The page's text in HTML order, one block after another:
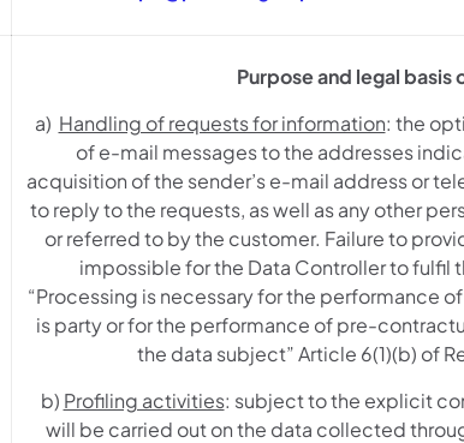
Purpose and legal basis
a) Handling of requests for information: the
of e-mail messages to the addresses
acquisition of the sender’s e-mail address or
to reply to the requests, as well as any other
or referred to by the customer. Failure to
impossible for the Data Controller to fulfil
“Processing is necessary for the performance
is party or for the performance of pre-
the data subject” Article 6(1)(b) of
b) Profiling activities: subject to the explicit
will be carried out on the data collected